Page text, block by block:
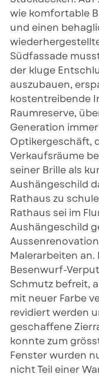
wie komfortable
und einen
Südfassade
der kluge
auszubauen,
kostentreibende
Raumreserve,
Generation
Optikergeschäft,
Verkaufsräume
seiner Brille als
Aushängeschild
Rathaus zu
Rathaus sei im
Aushängeschild
Malerarbeiten
Besenwurf-
Schmutz befreit,
mit neuer Farbe
revidiert werden
geschaffene
konnte zum
Fenster wurden
nicht Teil einer